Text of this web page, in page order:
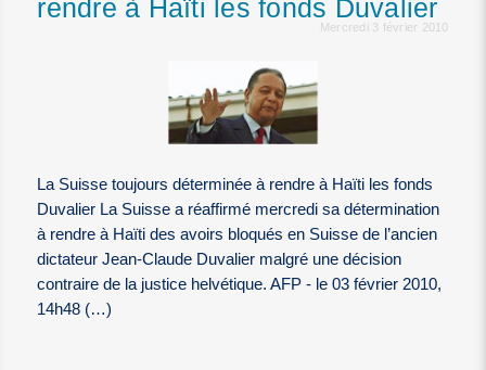
rendre à Haïti les fonds Duvalier
Mercredi 3 février 2010
La Suisse toujours déterminée à rendre à Haïti les fonds
Duvalier La Suisse a réaffirmé mercredi sa détermination
à rendre à Haïti des avoirs bloqués en Suisse de l’ancien
dictateur Jean-Claude Duvalier malgré une décision
contraire de la justice helvétique. AFP - le 03 février 2010,
14h48 (…)